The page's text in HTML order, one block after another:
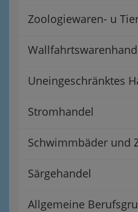
Zoologiewaren- u
Uneingeschränktes
Stromhandel
Schwimmbäder und
Särgehandel
Allgemeine